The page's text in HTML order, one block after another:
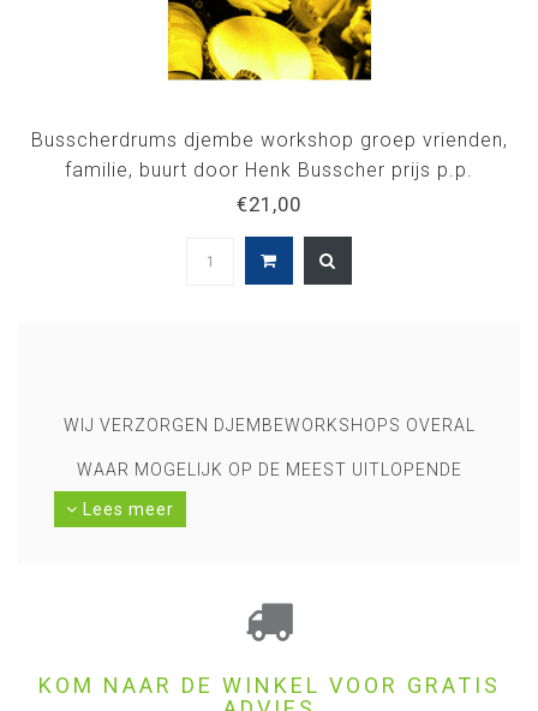
Busscherdrums djembe workshop groep vrienden,
familie, buurt door Henk Busscher prijs p.p.
€21,00
WIJ VERZORGEN DJEMBEWORKSHOPS OVERAL
WAAR MOGELIJK OP DE MEEST UITLOPENDE
LOCATIES ALSMEDE OP ONZE EIGEN LOCATIE BIJ
DJEMBEWORKSHOPS DOEN WE OOK
WORKSHOPS SAMBA, WORLDPERCUSSION EN
STREETPERCUSSION. (BIJV. OP EMMERS)
Lees meer
KOM NAAR DE WINKEL VOOR GRATIS